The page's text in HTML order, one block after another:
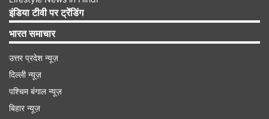
भी आपने देखा होगा कि एक मैच हारने से टीम टॉप 4 से बाहर
हो गई और एक मैच ज्यादा जीतने वाली टीम आगे निकल जाती
है।
इंडिया टीवी पर ट्रेंडिंग
भारत समाचार
उत्तर प्रदेश न्यूज़
दिल्ली न्यूज़
पश्चिम बंगाल न्यूज़
बिहार न्यूज़